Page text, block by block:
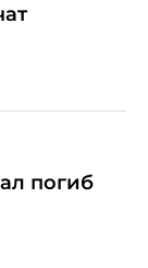
погиб